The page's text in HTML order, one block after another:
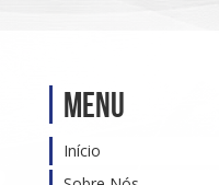
Menu
Início